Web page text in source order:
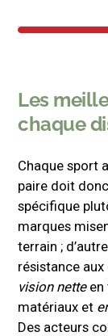
Les
chaque
Chaque sport
paire doit
spécifique
marques
terrain ;
résistance
vision netteen
matériaux et
Des acteurs